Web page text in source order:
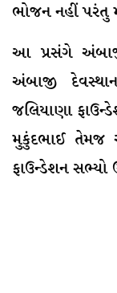
ભોજન નહીં પરંતુ
આ પ્રસંગે
અંબાજી
જલિયાણા
મુકુંદભાઈ તેમજ
ફાઉન્ડેશન સભ્યો